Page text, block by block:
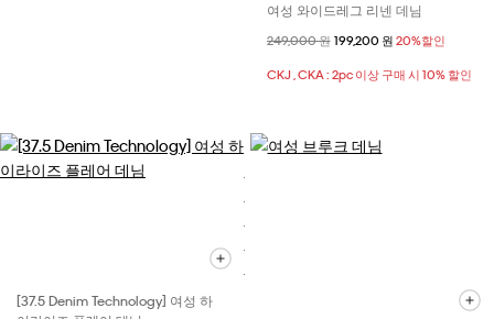
여성 와이드레그 리넨 데님
할인 전 가격
249,000 원할인된 가격
199,200 원 20%할인
CKJ , CKA : 2pc 이상 구매 시 10% 할인
[37.5 Denim Technology] 여성 하